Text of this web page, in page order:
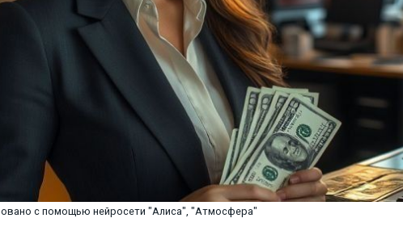
с помощью нейросети "Алиса", "Атмосфера"